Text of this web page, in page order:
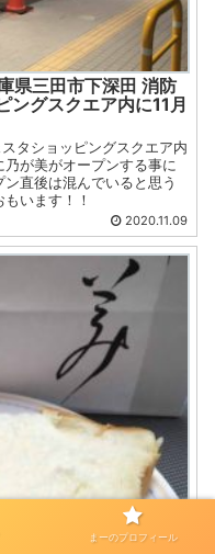
県三田市下深田 消防
ングスクエア内に11月
タショッピングスクエア内
が美がオープンする事に
直後は混んでいると思う
います！！
2020.11.09
まーのプロフィール